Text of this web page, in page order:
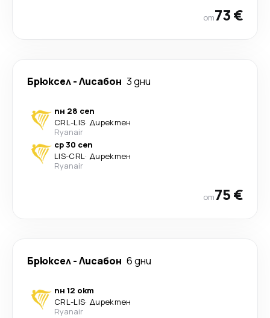
от73 €
Брюксел-Лисабон 3 дни
пн 28 сеп
CRL-LIS· Директен
Ryanair
ср 30 сеп
LIS-CRL· Директен
Ryanair
от75 €
Брюксел-Лисабон 6 дни
пн 12 окт
CRL-LIS· Директен
Ryanair